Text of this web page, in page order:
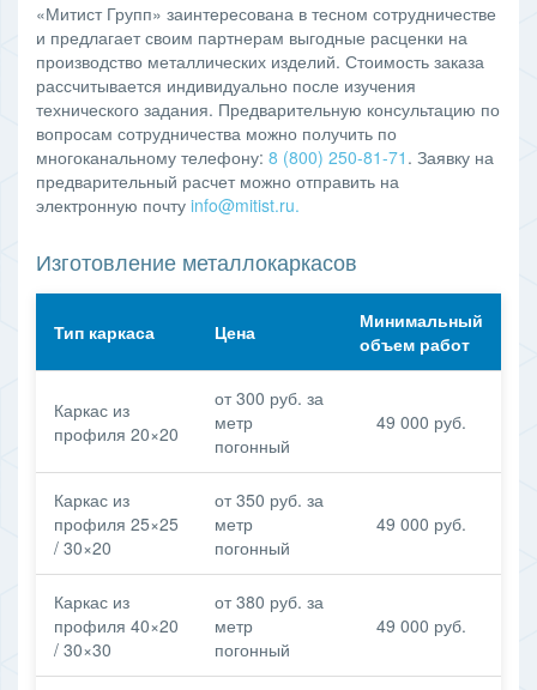
«Митист Групп» заинтересована в тесном сотрудничестве
и предлагает своим партнерам выгодные расценки на
производство металлических изделий. Стоимость заказа
рассчитывается индивидуально после изучения
технического задания. Предварительную консультацию по
вопросам сотрудничества можно получить по
многоканальному телефону: 8 (800) 250-81-71 . Заявку на
предварительный расчет можно отправить на
электронную почту info@mitist.ru.
Изготовление металлокаркасов
Тип каркаса Цена
Минимальный
объем работ
Каркас из
профиля 20×20
от 300 руб. за
метр
погонный
49 000 руб.
Каркас из
профиля 25×25
/ 30×20
от 350 руб. за
метр
погонный
49 000 руб.
Каркас из
профиля 40×20
/ 30×30
от 380 руб. за
метр
погонный
49 000 руб.